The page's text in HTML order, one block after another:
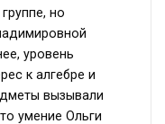
но
уровень
к алгебре и
вызывали
умение Ольги